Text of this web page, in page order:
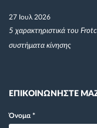
27 Ιουλ 2026
5 χαρακτηριστικά του
συστήματα κίνησης
ΕΠΙΚΟΙΝΩΝΗΣΤΕ
Όνομα *